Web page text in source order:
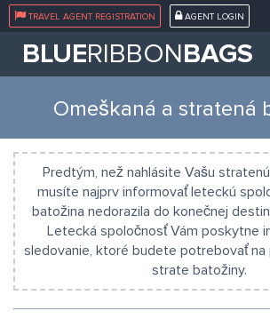
TRAVEL AGENT REGISTRATION AGENT LOGIN
BLUERIBBONBAGS
Omeškaná a stratená
Predtým, než nahlásite Vašu
musíte najprv informovať leteckú
batožina nedorazila do konečnej
Letecká spoločnosť Vám poskytne
sledovanie, ktoré budete potrebovať na
strate batožiny.